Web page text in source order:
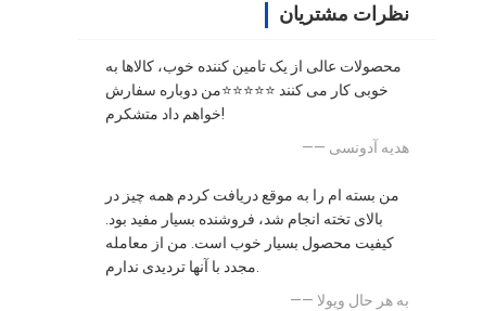
نظرات مشتریان
محصولات عالی از یک تامین کننده خوب، کالاها به
خوبی کار می کنند ⭐⭐⭐⭐⭐من دوباره سفارش
خواهم داد متشکرم!
—— هدیه آدونسی
من بسته ام را به موقع دریافت کردم همه چیز در
بالای تخته انجام شد، فروشنده بسیار مفید بود.
کیفیت محصول بسیار خوب است. من از معامله
مجدد با آنها تردیدی ندارم.
—— به هر حال ویولا